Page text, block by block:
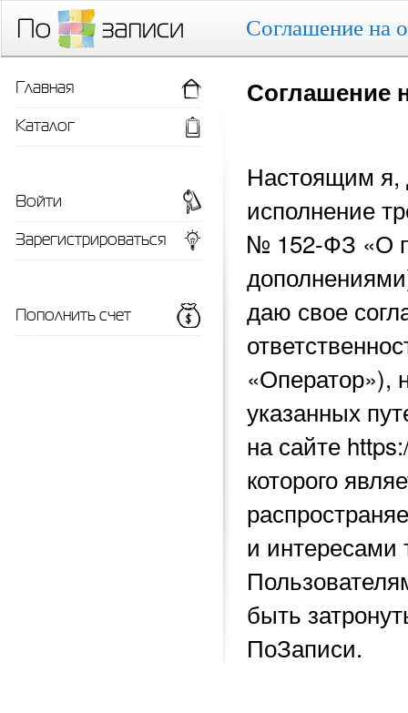
Соглашение на
Соглашение
Настоящим я,
исполнение
№ 152-ФЗ «О
даю свое
«Оператор»),
указанных
на сайте
которого
и
быть
ПоЗаписи.
Главная
Каталог
Войти
Зарегистрироваться
Пополнить счет